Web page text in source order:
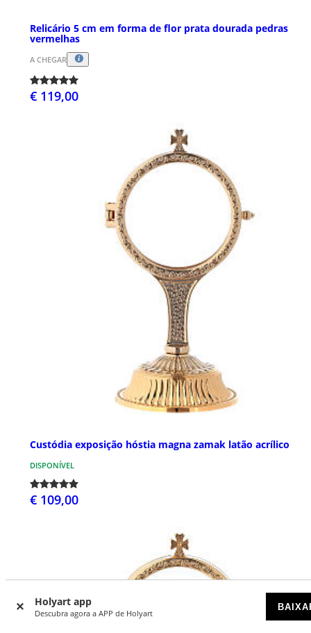
Holyart app
Descubra agora a APP de Holyart
Relicário 5 cm em forma de flor prata dourada pedras
vermelhas
A CHEGAR
€ 119,00
Custódia exposição hóstia magna zamak latão acrílico
DISPONÍVEL
€ 109,00